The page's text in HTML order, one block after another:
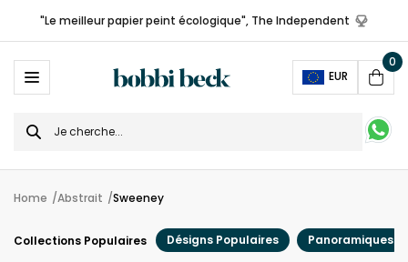
"Le meilleur papier peint écologique", The Independent
EUR
Cart
0
Search
for
Home Abstrait Sweeney
Collections Populaires Désigns Populaires Panoramiques